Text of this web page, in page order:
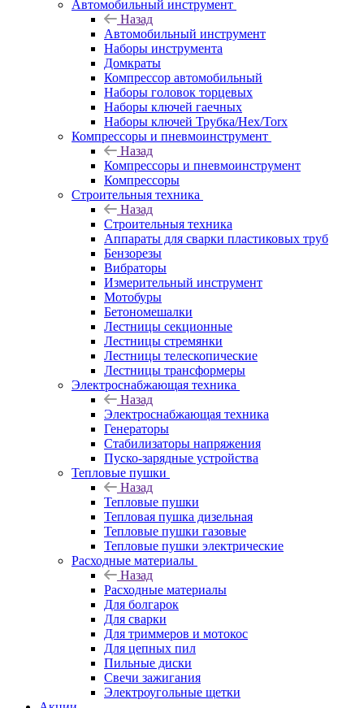
Автомобильный инструмент
Назад
Автомобильный инструмент
Наборы инструмента
Домкраты
Компрессор автомобильный
Наборы головок торцевых
Наборы ключей гаечных
Наборы ключей Трубка/Hex/Torx
Компрессоры и пневмоинструмент
Назад
Компрессоры и пневмоинструмент
Компрессоры
Строительныя техника
Назад
Строительныя техника
Аппараты для сварки пластиковых труб
Бензорезы
Вибраторы
Измерительный инструмент
Мотобуры
Бетономешалки
Лестницы секционные
Лестницы стремянки
Лестницы телескопические
Лестницы трансформеры
Электроснабжающая техника
Назад
Электроснабжающая техника
Генераторы
Стабилизаторы напряжения
Пуско-зарядные устройства
Тепловые пушки
Назад
Тепловые пушки
Тепловая пушка дизельная
Тепловые пушки газовые
Тепловые пушки электрические
Расходные материалы
Назад
Расходные материалы
Для болгарок
Для сварки
Для триммеров и мотокос
Для цепных пил
Пильные диски
Свечи зажигания
Электроугольные щетки